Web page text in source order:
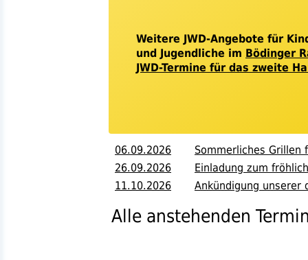
Weitere JWD-Angebote für
und Jugendliche im Bödinger
JWD-Termine für das zweite
06.09.2026
Sommerliches Grillen
26.09.2026
Einladung zum
11.10.2026
Ankündigung unserer
Alle anstehenden